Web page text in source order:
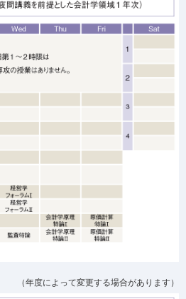
（年度によって変更する場合があります）